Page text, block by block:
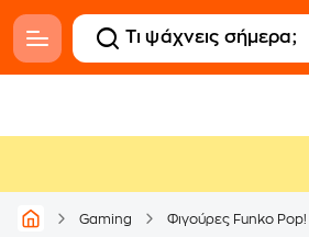
Gaming Φιγούρες Funko Pop!